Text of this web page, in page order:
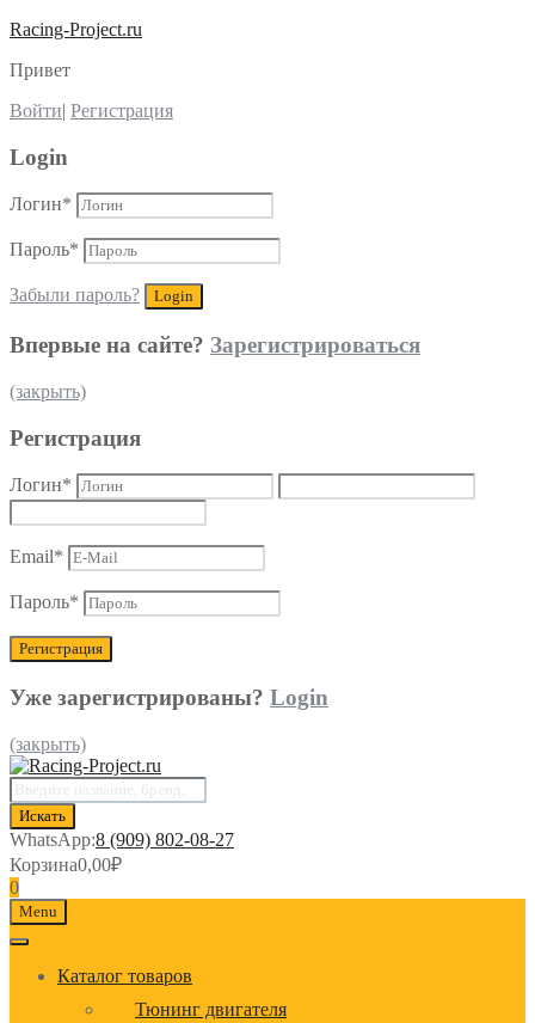
Racing-Project.ru
Привет
Войти| Регистрация
Login
Логин*
Пароль*
Забыли пароль?
Впервые на сайте? Зарегистрироваться
(закрыть)
Регистрация
Логин*
Email*
Пароль*
Уже зарегистрированы? Login
(закрыть)
Поиск
товаров
Искать
WhatsApp:8 (909) 802-08-27
Корзина0,00₽
0
Menu
Каталог товаров
Тюнинг двигателя